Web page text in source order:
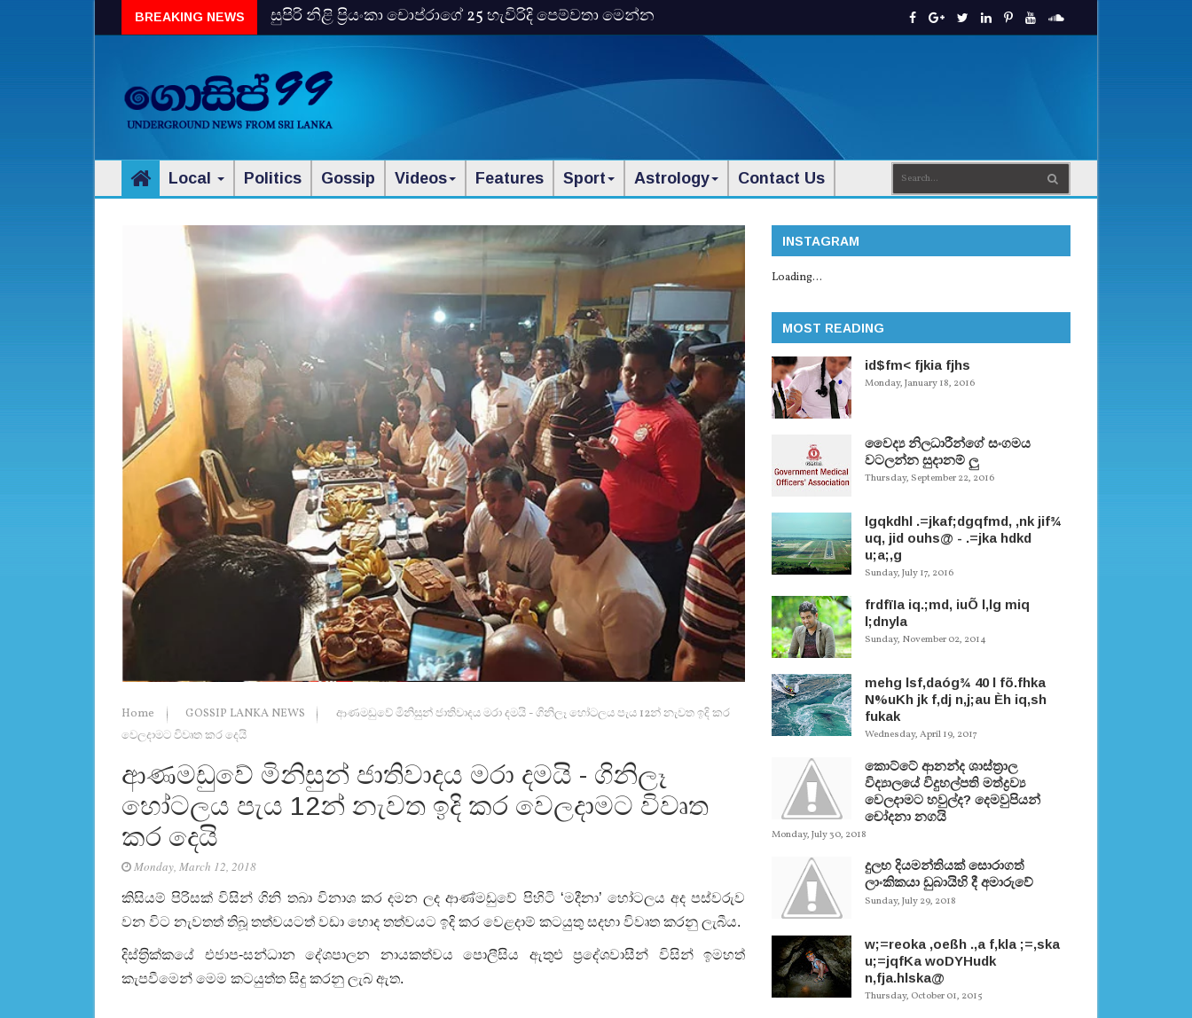
BREAKING NEWS සුපිරි නිළි ප්‍රියංකා චොප්රාගේ 25 හැවිරිදි පෙම්වතා මෙන්න
Local Politics Gossip Videos Features Sport Astrology Contact Us
Home GOSSIP LANKA NEWS
ආණමඩුවේ මිනිසුන් ජාතිවාදය මරා දමයි - ගිනිලෑ හෝටලය පැය 12න් නැවත ඉදි කර
වෙලදාමට විවෘත කර දෙයි
ආණමඩුවේ මිනිසුන් ජාතිවාදය මරා දමයි - ගිනිලෑ
හෝටලය පැය 12න් නැවත ඉදි කර වෙලදාමට විවෘත
කර දෙයි
Monday, March 12, 2018
කිසියම් පිරිසක් විසින් ගිනි තබා විනාශ කර දමන ලද ආණ්මඩුවේ පිහිටි ‘මදීනා’ හෝටලය අද පස්වරුව
වන විට නැවතත් තිබූ තත්වයටත් වඩා හොද තත්වයට ඉදි කර වෙළදාම් කටයුතු සදහා විවෘත කරනු ලැබීය.
දිස්ත‍්‍රික්කයේ එජාප-සන්ධාන දේශපාලන නායකත්වය පොලීසිය ඇතුළු ප‍්‍රදේශවාසීන් විසින් ඉමහත්
කැපවීමෙන් මෙම කටයුත්ත සිදු කරනු ලැබ ඇත.
INSTAGRAM
Loading...
MOST READING
id$fm< fjkia fjhs
Monday, January 18, 2016
වෛද්‍ය නිලධාරීන්ගේ සංගමය
වටලන්න සුදානම් ලු
Thursday, September 22, 2016
lgqkdhl .=jkaf;dgqfmd, ,nk jif¾
uq, jid ouhs@ - .=jka hdkd
u;a;,g
Sunday, July 17, 2016
frdfïIa iq.;md, iuÕ l,lg miq
l;dnyla
Sunday, November 02, 2014
mehg lsf,daóg¾ 40 l fõ.fhka
N%uKh jk f,dj n,j;au Èh iq,sh
fukak
Wednesday, April 19, 2017
කොට්ටේ ආනන්ද ශාස්ත‍්‍රාල
විද්‍යාලයේ විදුහල්පති මත්ද්‍රව්‍ය
වෙලදාමට හවුල්ද? දෙමවුපියන්
චෝදනා නගයි
Monday, July 30, 2018
දුලභ දියමන්තියක් සොරාගත්
ලාංකිකයා ඩුබායිහි දී අමාරුවේ
Sunday, July 29, 2018
w;=reoka ,oeßh .,a f,kla ;=,ska
u;=jqfKa woDYHudk
n,fja.hlska@
Thursday, October 01, 2015